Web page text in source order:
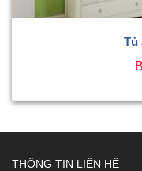
Tủ
THÔNG TIN LIÊN HỆ